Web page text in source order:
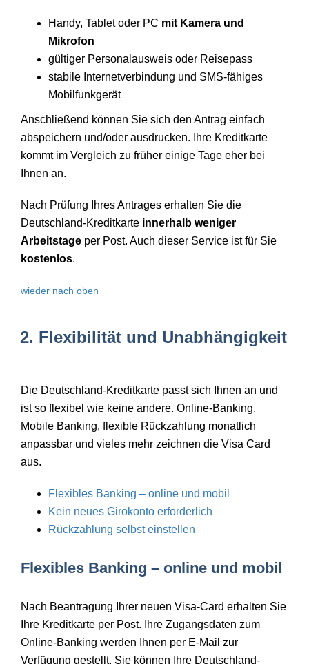
Handy, Tablet oder PC mit Kamera und
Mikrofon
gültiger Personalausweis oder Reisepass
stabile Internetverbindung und SMS-fähiges
Mobilfunkgerät
Anschließend können Sie sich den Antrag einfach
abspeichern und/oder ausdrucken. Ihre Kreditkarte
kommt im Vergleich zu früher einige Tage eher bei
Ihnen an.
Nach Prüfung Ihres Antrages erhalten Sie die
Deutschland-Kreditkarte innerhalb weniger
Arbeitstage per Post. Auch dieser Service ist für Sie
kostenlos.
wieder nach oben
2. Flexibilität und Unabhängigkeit
Die Deutschland-Kreditkarte passt sich Ihnen an und
ist so flexibel wie keine andere. Online-Banking,
Mobile Banking, flexible Rückzahlung monatlich
anpassbar und vieles mehr zeichnen die Visa Card
aus.
Flexibles Banking – online und mobil
Kein neues Girokonto erforderlich
Rückzahlung selbst einstellen
Flexibles Banking – online und mobil
Nach Beantragung Ihrer neuen Visa-Card erhalten Sie
Ihre Kreditkarte per Post. Ihre Zugangsdaten zum
Online-Banking werden Ihnen per E-Mail zur
Verfügung gestellt. Sie können Ihre Deutschland-